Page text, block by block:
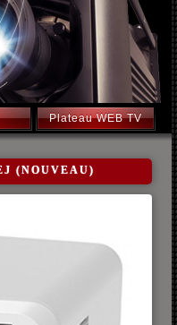
Plateau WEB TV
(NOUVEAU)